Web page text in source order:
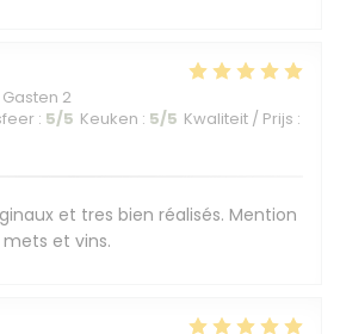
2
: 5/5 Keuken : 5/5 Kwaliteit / Prijs :
et tres bien réalisés. Mention
et vins.